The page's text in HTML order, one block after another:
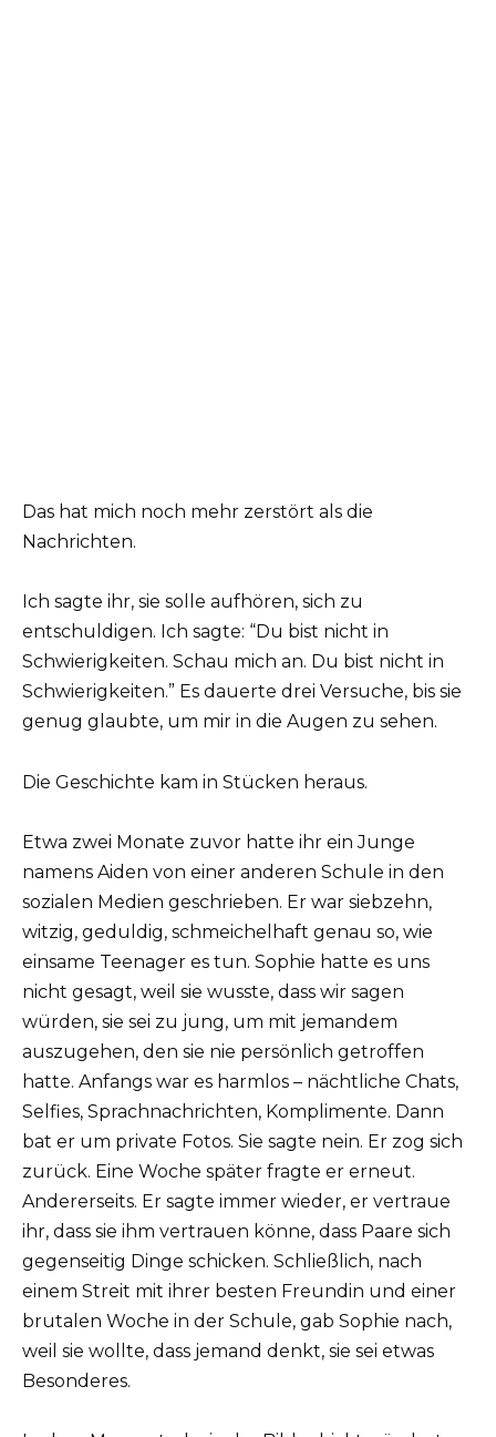
Das hat mich noch mehr zerstört als die
Nachrichten.
Ich sagte ihr, sie solle aufhören, sich zu
entschuldigen. Ich sagte: “Du bist nicht in
Schwierigkeiten. Schau mich an. Du bist nicht in
Schwierigkeiten.” Es dauerte drei Versuche, bis sie
genug glaubte, um mir in die Augen zu sehen.
Die Geschichte kam in Stücken heraus.
Etwa zwei Monate zuvor hatte ihr ein Junge
namens Aiden von einer anderen Schule in den
sozialen Medien geschrieben. Er war siebzehn,
witzig, geduldig, schmeichelhaft genau so, wie
einsame Teenager es tun. Sophie hatte es uns
nicht gesagt, weil sie wusste, dass wir sagen
würden, sie sei zu jung, um mit jemandem
auszugehen, den sie nie persönlich getroffen
hatte. Anfangs war es harmlos – nächtliche Chats,
Selfies, Sprachnachrichten, Komplimente. Dann
bat er um private Fotos. Sie sagte nein. Er zog sich
zurück. Eine Woche später fragte er erneut.
Andererseits. Er sagte immer wieder, er vertraue
ihr, dass sie ihm vertrauen könne, dass Paare sich
gegenseitig Dinge schicken. Schließlich, nach
einem Streit mit ihrer besten Freundin und einer
brutalen Woche in der Schule, gab Sophie nach,
weil sie wollte, dass jemand denkt, sie sei etwas
Besonderes.